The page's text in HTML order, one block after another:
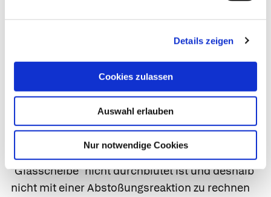
Details zeigen
Cookies zulassen
Auswahl erlauben
Nur notwendige Cookies
aufgenommen werden. Im Fall einer
Gegensatz zu allen anderen Transplantationen
Gewebetypisierung (
notwendig, da die Hornhaut wie eine
"Glasscheibe" nicht durchblutet ist und deshalb
nicht mit einer Abstoßungsreaktion zu rechnen